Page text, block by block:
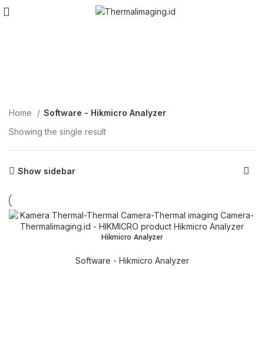
Home
Software - Hikmicro Analyzer
Showing the single result
Show sidebar
Hikmicro Analyzer
Software - Hikmicro Analyzer